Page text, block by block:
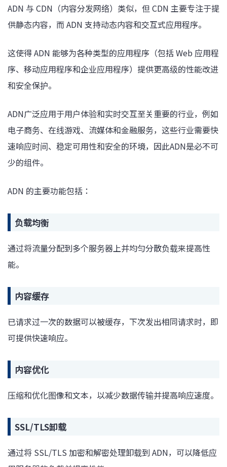
ADN 与 CDN（内容分发网络）类似，但 CDN 主要专注于提
供静态内容，而 ADN 支持动态内容和交互式应用程序。
这使得 ADN 能够为各种类型的应用程序（包括 Web 应用程
序、移动应用程序和企业应用程序）提供更高级的性能改进
和安全保护。
ADN广泛应用于用户体验和实时交互至关重要的行业，例如
电子商务、在线游戏、流媒体和金融服务，这些行业需要快
速响应时间、稳定可用性和安全的环境，因此ADN是必不可
少的组件。
ADN 的主要功能包括：
负载均衡
通过将流量分配到多个服务器上并均匀分散负载来提高性
能。
内容缓存
已请求过一次的数据可以被缓存，下次发出相同请求时，即
可提供快速响应。
内容优化
压缩和优化图像和文本，以减少数据传输并提高响应速度。
SSL/TLS卸载
通过将 SSL/TLS 加密和解密处理卸载到 ADN，可以降低应